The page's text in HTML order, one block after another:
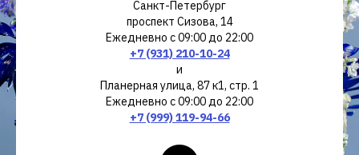
Санкт-Петербург
проспект Сизова, 14
Ежедневно с 09:00 до 22:00
+7 (931) 210-10-24
и
Планерная улица, 87 к1, стр. 1
Ежедневно с 09:00 до 22:00
+7 (999) 119-94-66